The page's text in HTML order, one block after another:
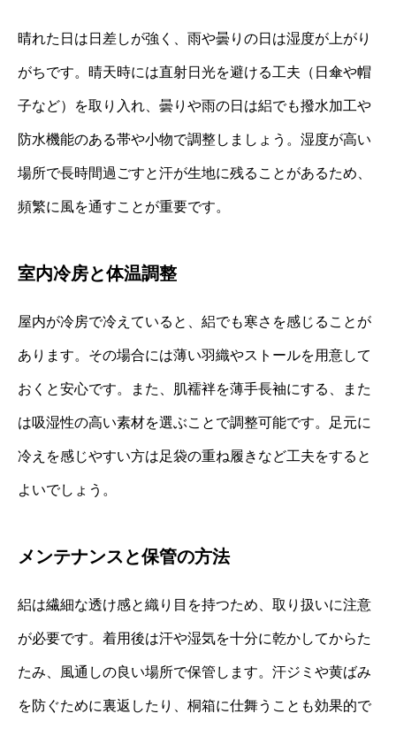
晴れた日は日差しが強く、雨や曇りの日は湿度が上がり
がちです。晴天時には直射日光を避ける工夫（日傘や帽
子など）を取り入れ、曇りや雨の日は絽でも撥水加工や
防水機能のある帯や小物で調整しましょう。湿度が高い
場所で長時間過ごすと汗が生地に残ることがあるため、
頻繁に風を通すことが重要です。
室内冷房と体温調整
屋内が冷房で冷えていると、絽でも寒さを感じることが
あります。その場合には薄い羽織やストールを用意して
おくと安心です。また、肌襦袢を薄手長袖にする、また
は吸湿性の高い素材を選ぶことで調整可能です。足元に
冷えを感じやすい方は足袋の重ね履きなど工夫をすると
よいでしょう。
メンテナンスと保管の方法
絽は繊細な透け感と織り目を持つため、取り扱いに注意
が必要です。着用後は汗や湿気を十分に乾かしてからた
たみ、風通しの良い場所で保管します。汗ジミや黄ばみ
を防ぐために裏返したり、桐箱に仕舞うことも効果的で